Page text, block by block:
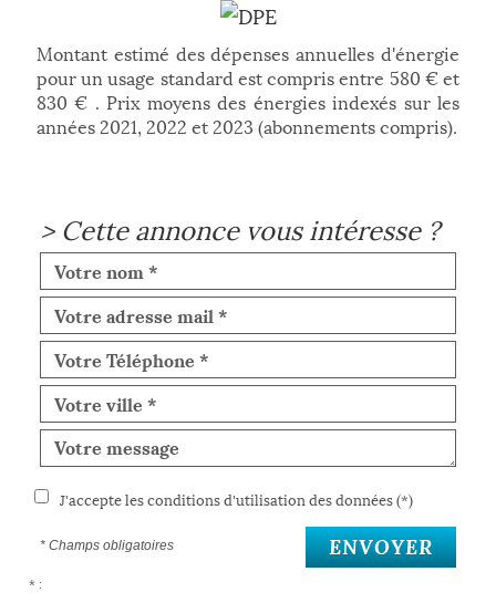
Montant estimé des dépenses annuelles d'énergie
pour un usage standard est compris entre 580 € et
830 € . Prix moyens des énergies indexés sur les
années 2021, 2022 et 2023 (abonnements compris).
>Cette annonce vous intéresse ?
J'accepte les conditions d'utilisation des données (*)
* Champs obligatoires ENVOYER
* :